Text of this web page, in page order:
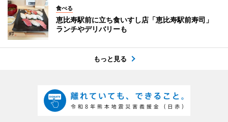
食べる
恵比寿駅前に立ち食いすし店「恵比寿駅前寿司」
ランチやデリバリーも
もっと見る